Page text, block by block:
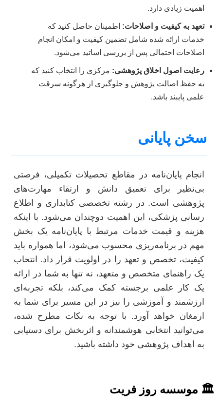
اهمیت زیادی دارد.
تعهد به کیفیت و اصلاحات: اطمینان حاصل کنید که
خدمات ارائه شده شامل تضمین کیفیت و امکان انجام
اصلاحات احتمالی پس از بررسی اساتید می‌شود.
رعایت اصول اخلاق پژوهشی: مرکزی را انتخاب کنید که
به حفظ اصالت پژوهش و جلوگیری از هرگونه سرقت
علمی پایبند باشد.
سخن پایانی
انجام پایان‌نامه در مقاطع تحصیلات تکمیلی، فرصتی
بی‌نظیر برای تعمیق دانش و ارتقاء مهارت‌های
پژوهشی است. در رشته تخصصی کتابداری و اطلاع
رسانی پزشکی، این اهمیت دوچندان می‌شود. با اینکه
هزینه و قیمت خدمات مرتبط با پایان‌نامه یک بخش
مهم در برنامه‌ریزی محسوب می‌شود، اما همواره باید
کیفیت، تخصص و تعهد را در اولویت قرار داد. انتخاب
یک راهنمای متخصص و متعهد، نه تنها به شما در ارائه
یک کار علمی برجسته کمک می‌کند، بلکه تجربه‌ای
ارزشمند و آموزشی را نیز در این مسیر برای شما به
ارمغان خواهد آورد. با توجه به نکات مطرح شده،
می‌توانید انتخابی هوشمندانه و اثربخش برای دستیابی
به اهداف پژوهشی خود داشته باشید.
🏛 موسسه روز فریت